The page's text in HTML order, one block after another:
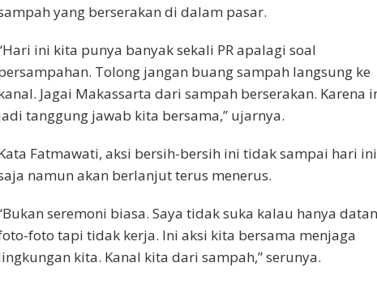
yang berserakan di dalam pasar.
ini kita punya banyak sekali PR apalagi soal
Tolong jangan buang sampah langsung ke
Jagai Makassarta dari sampah berserakan. Karena
tanggung jawab kita bersama,” ujarnya.
Fatmawati, aksi bersih-bersih ini tidak sampai hari ini
namun akan berlanjut terus menerus.
seremoni biasa. Saya tidak suka kalau hanya
foto tapi tidak kerja. Ini aksi kita bersama menjaga
kita. Kanal kita dari sampah,” serunya.